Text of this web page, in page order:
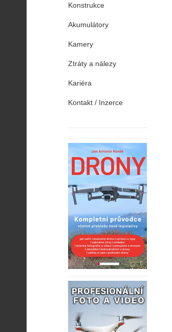
Konstrukce
Akumulátory
Kamery
Ztráty a nálezy
Kariéra
Kontakt / Inzerce